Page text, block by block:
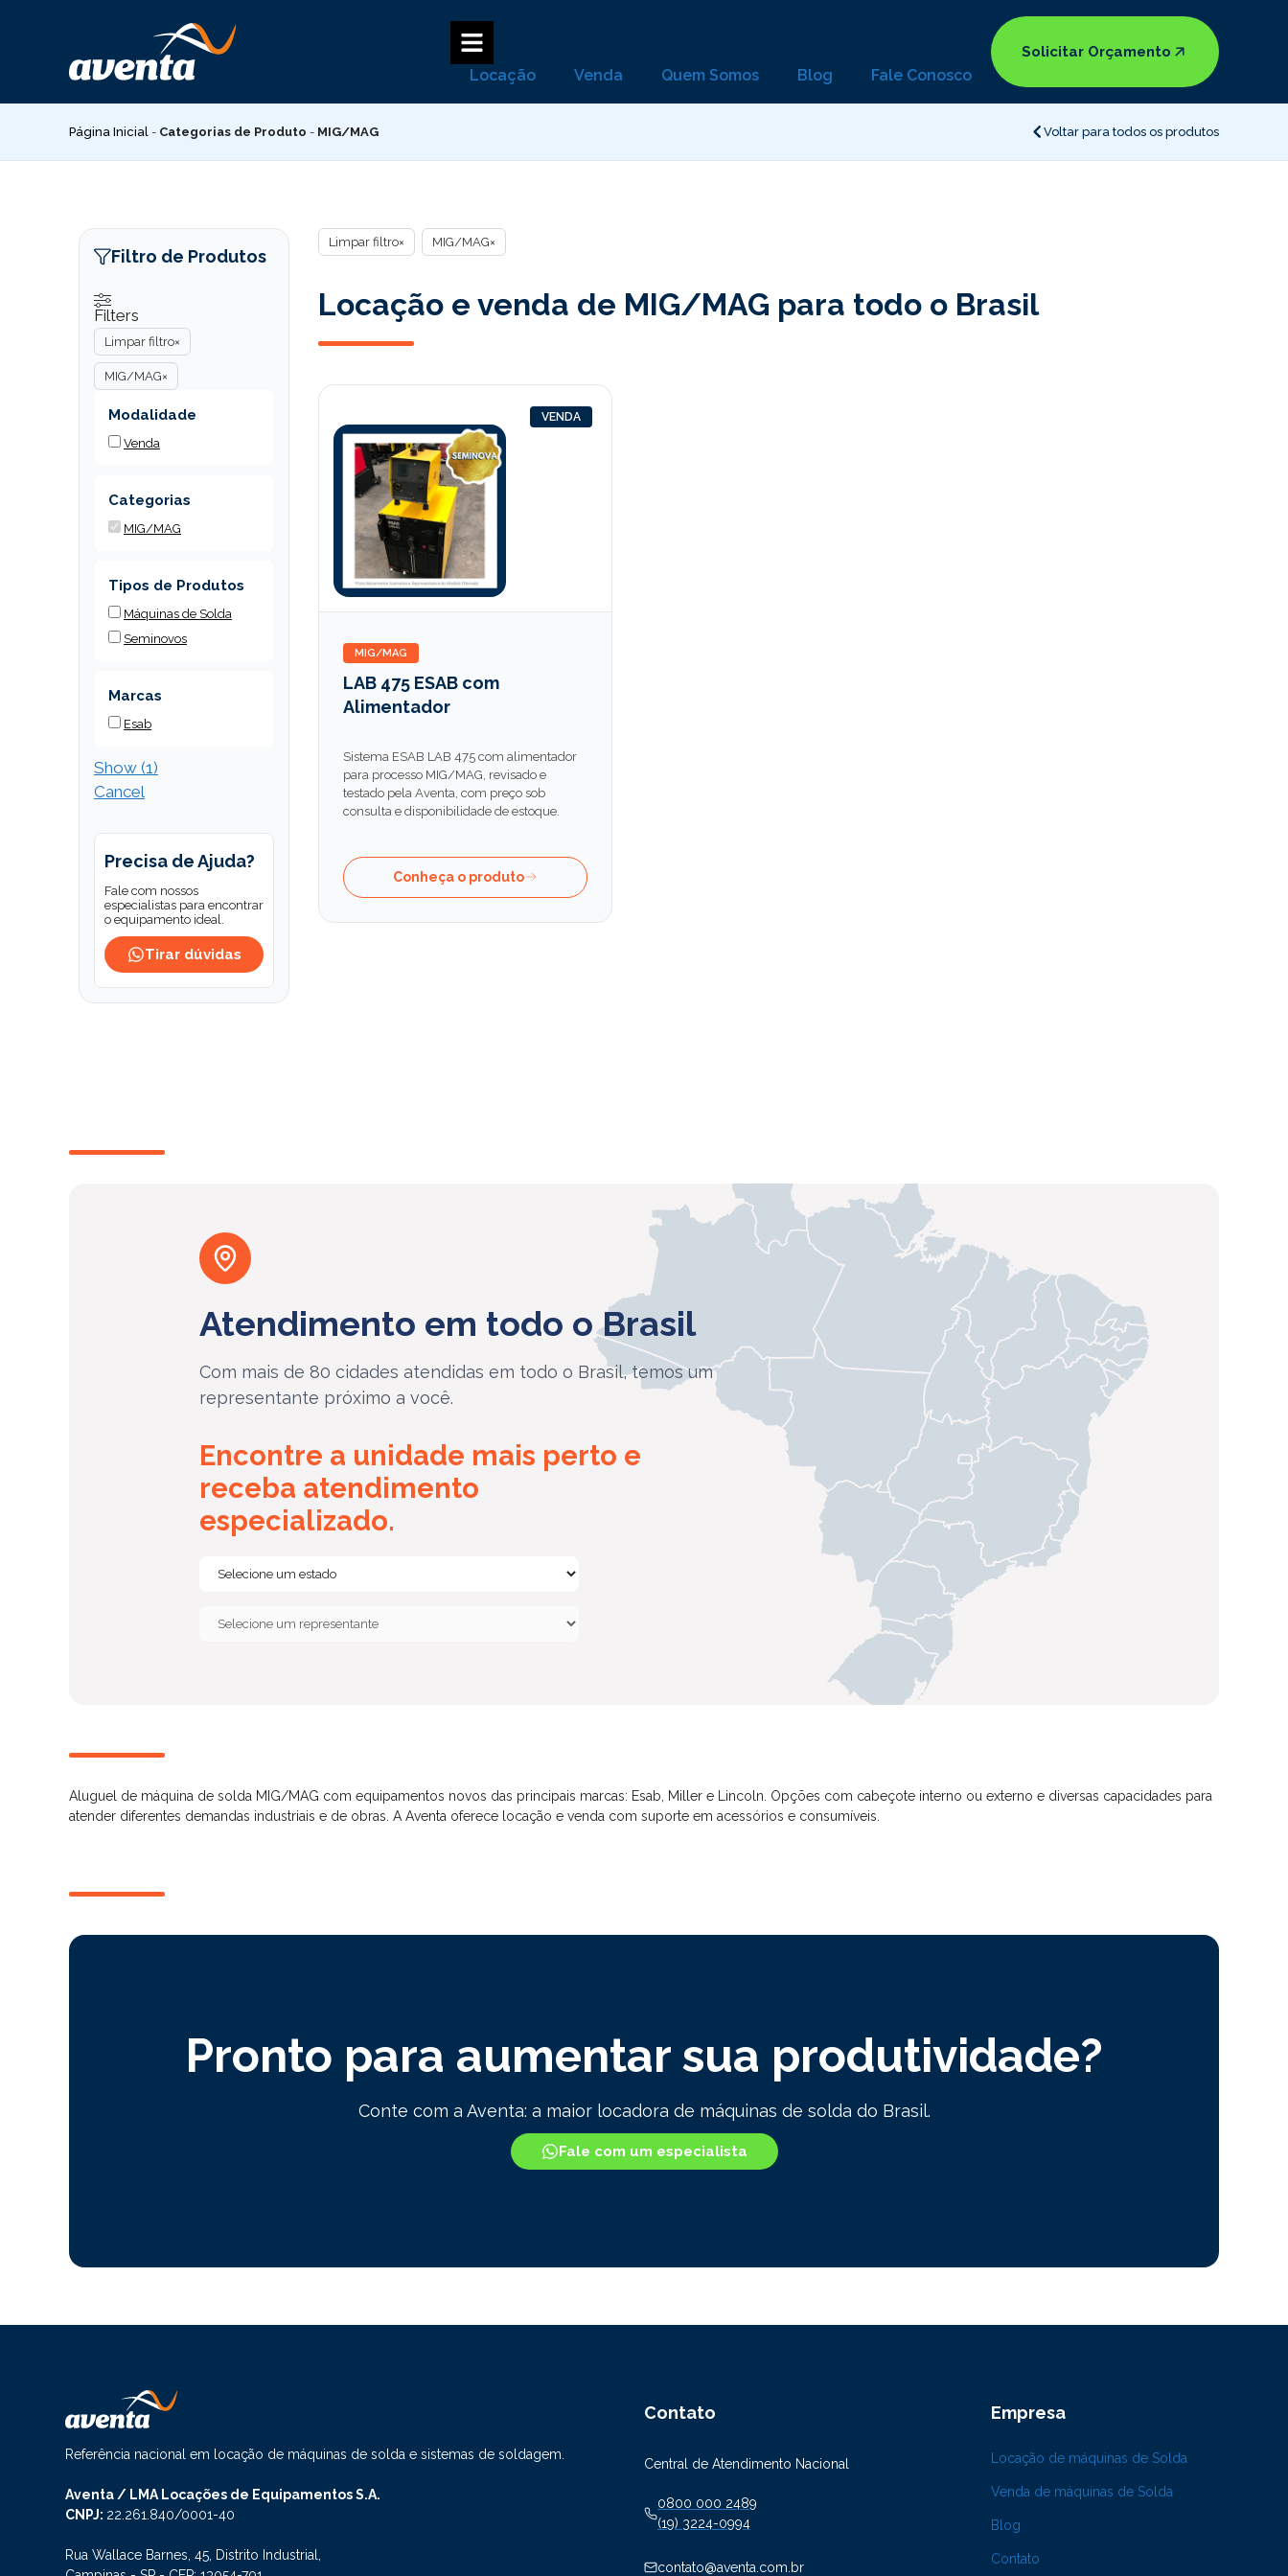
conteúdo
Locação Venda Quem Somos Blog Fale Conosco
Solicitar Orçamento
Página Inicial - Categorias de Produto - MIG/MAG Voltar para todos os produtos
Limpar filtro× MIG/MAG×
Locação e venda de MIG/MAG para todo o Brasil
VENDA
MIG/MAG
LAB 475 ESAB com
Alimentador
Sistema ESAB LAB 475 com alimentador
para processo MIG/MAG, revisado e
testado pela Aventa, com preço sob
consulta e disponibilidade de estoque.
Conheça o produto
Filtro de Produtos
Filters
Limpar filtro×
MIG/MAG×
Modalidade
Venda
Categorias
MIG/MAG
Tipos de Produtos
Máquinas de Solda
Seminovos
Marcas
Esab
Show (1 )
Cancel
Precisa de Ajuda?
Fale com nossos
especialistas para encontrar
o equipamento ideal.
Tirar dúvidas
Atendimento em todo o Brasil
Com mais de 80 cidades atendidas em todo o Brasil, temos um
representante próximo a você.
Encontre a unidade mais perto e
receba atendimento
especializado.
Aluguel de máquina de solda MIG/MAG com equipamentos novos das principais marcas: Esab, Miller e Lincoln. Opções com cabeçote interno ou externo e diversas capacidades para
atender diferentes demandas industriais e de obras. A Aventa oferece locação e venda com suporte em acessórios e consumíveis.
Pronto para aumentar sua produtividade?
Conte com a Aventa: a maior locadora de máquinas de solda do Brasil.
Fale com um especialista
Referência nacional em locação de máquinas de solda e sistemas de soldagem.
Aventa / LMA Locações de Equipamentos S.A.
CNPJ: 22.261.840/0001-40
Rua Wallace Barnes, 45, Distrito Industrial,
Contato
Central de Atendimento Nacional
0800 000 2489
(19) 3224-0994
contato@aventa.com.br
Empresa
Locação de máquinas de Solda
Venda de máquinas de Solda
Blog
Contato